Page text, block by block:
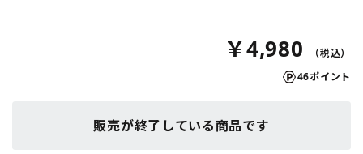
￥4,980
46ポイント
販売が終了している商品です